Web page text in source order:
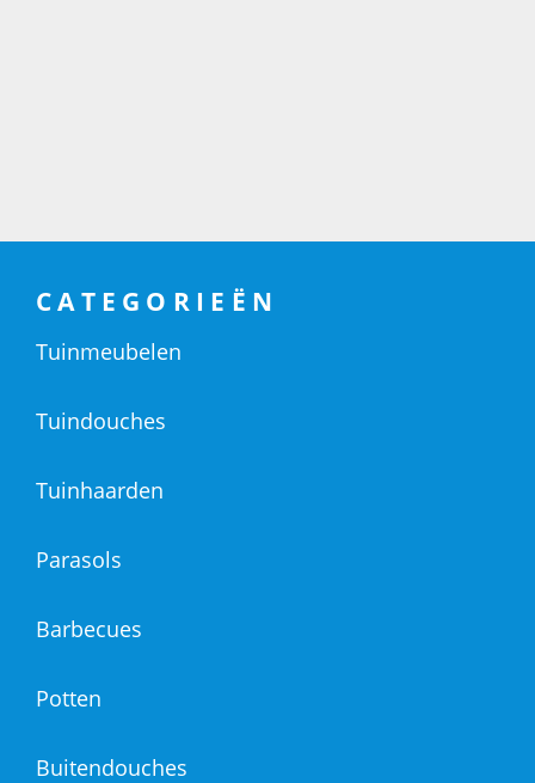
CATEGORIEËN
Tuinmeubelen
Tuindouches
Tuinhaarden
Parasols
Barbecues
Potten
Buitendouches